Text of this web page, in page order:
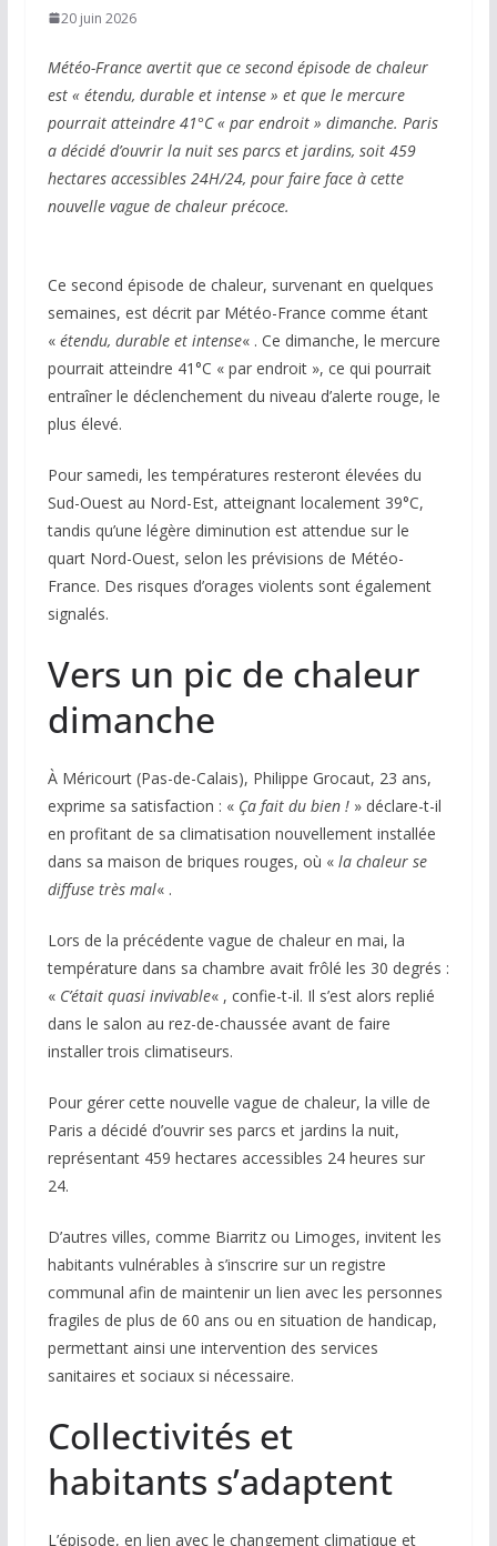
20 juin 2026
Météo-France avertit que ce second épisode de chaleur
est « étendu, durable et intense » et que le mercure
pourrait atteindre 41°C « par endroit » dimanche. Paris
a décidé d’ouvrir la nuit ses parcs et jardins, soit 459
hectares accessibles 24H/24, pour faire face à cette
nouvelle vague de chaleur précoce.
Ce second épisode de chaleur, survenant en quelques
semaines, est décrit par Météo-France comme étant
« étendu, durable et intense« . Ce dimanche, le mercure
pourrait atteindre 41°C « par endroit », ce qui pourrait
entraîner le déclenchement du niveau d’alerte rouge, le
plus élevé.
Pour samedi, les températures resteront élevées du
Sud-Ouest au Nord-Est, atteignant localement 39°C,
tandis qu’une légère diminution est attendue sur le
quart Nord-Ouest, selon les prévisions de Météo-
France. Des risques d’orages violents sont également
signalés.
Vers un pic de chaleur
dimanche
À Méricourt (Pas-de-Calais), Philippe Grocaut, 23 ans,
exprime sa satisfaction : « Ça fait du bien !» déclare-t-il
en profitant de sa climatisation nouvellement installée
dans sa maison de briques rouges, où « la chaleur se
diffuse très mal« .
Lors de la précédente vague de chaleur en mai, la
température dans sa chambre avait frôlé les 30 degrés :
« C’était quasi invivable« , confie-t-il. Il s’est alors replié
dans le salon au rez-de-chaussée avant de faire
installer trois climatiseurs.
Pour gérer cette nouvelle vague de chaleur, la ville de
Paris a décidé d’ouvrir ses parcs et jardins la nuit,
représentant 459 hectares accessibles 24 heures sur
24.
D’autres villes, comme Biarritz ou Limoges, invitent les
habitants vulnérables à s’inscrire sur un registre
communal afin de maintenir un lien avec les personnes
fragiles de plus de 60 ans ou en situation de handicap,
permettant ainsi une intervention des services
sanitaires et sociaux si nécessaire.
Collectivités et
habitants s’adaptent
L’épisode, en lien avec le changement climatique et